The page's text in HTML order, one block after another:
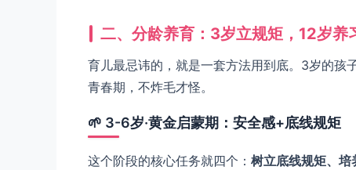
二、分龄养育：3岁立规矩，12岁养
育儿最忌讳的，就是一套方法用到底。3岁的孩
青春期，不炸毛才怪。
🌱 3-6岁·黄金启蒙期：安全感+底线规矩
这个阶段的核心任务就四个： 树立底线规矩、培